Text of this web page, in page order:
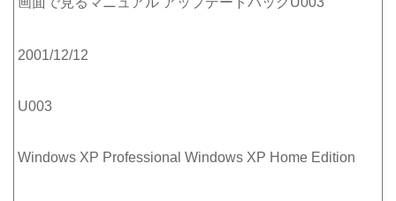
2001/12/12
U003
Windows XP Professional Windows XP Home Edition